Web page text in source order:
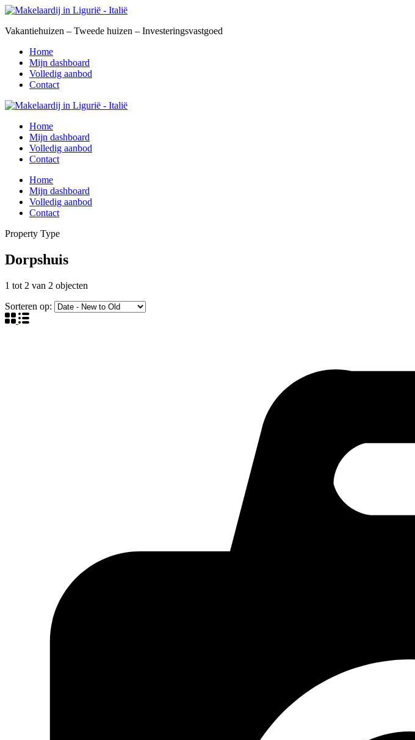
Vakantiehuizen – Tweede huizen – Investeringsvastgoed
Home
Mijn dashboard
Volledig aanbod
Contact
Home
Mijn dashboard
Volledig aanbod
Contact
Home
Mijn dashboard
Volledig aanbod
Contact
Property Type
Dorpshuis
1 tot 2 van 2 objecten
Sorteren op: